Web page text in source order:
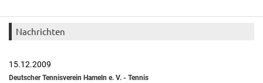
Nachrichten
15.12.2009
Deutscher Tennisverein Hameln e. V. - Tennis